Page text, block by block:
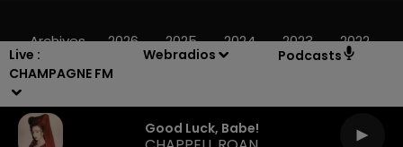
Live :
CHAMPAGNE FM
Webradios Podcasts
Good Luck, Babe!
Archives 2026 2025 2024 2023 2022